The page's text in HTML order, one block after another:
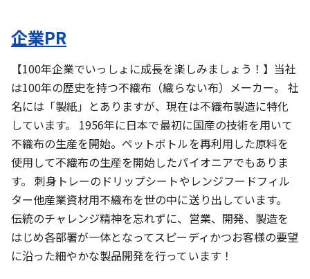
企業PR
【100年企業でいっしょに成長を楽しみましょう！】当社
は100年の歴史を持つ不織布（織らない布）メーカー。 社
名には「製紙」とありますが、現在は不織布製造に特化
しています。 1956年に日本で最初に国産の技術を用いて
不織布の生産を開始。ペットボトルを再利用した原料を
使用して不織布の生産を開始したパイオニアでもありま
す。 刺身トレーのドリップシートやレンジフードフィル
ター他産業資材用不織布を世の中に送り出しています。
伝統のチャレンジ精神を忘れずに、営業、開発、製造を
はじめ各部署が一体となってスピーディかつお客様の要望
に沿った細やかな製品開発を行っています！